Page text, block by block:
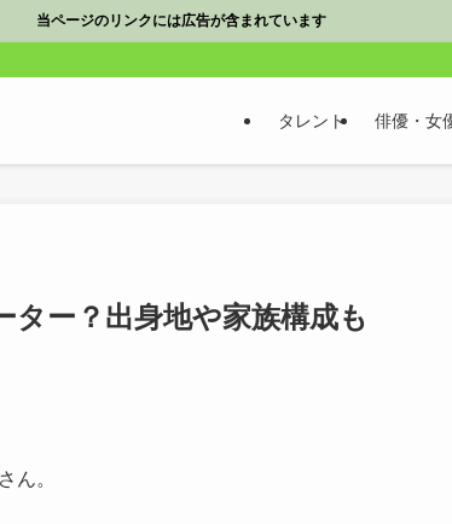
当ページのリンクには広告が含まれています
タレント 俳優・女
ー？出身地や家族構成も
ん。